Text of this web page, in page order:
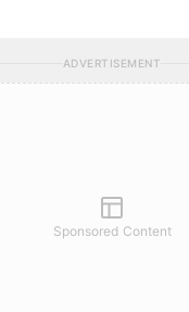
ADVERTISEMENT
Sponsored Content